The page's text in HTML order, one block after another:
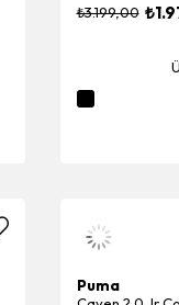
₺3.199,00
Puma